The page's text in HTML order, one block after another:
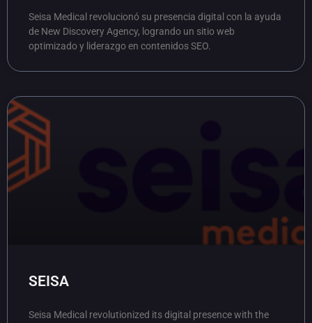
Seisa Medical revolucionó su presencia digital con la ayuda
de New Discovery Agency, logrando un sitio web
optimizado y liderazgo en contenidos SEO.
SEISA
Seisa Medical revolutionized its digital presence with the